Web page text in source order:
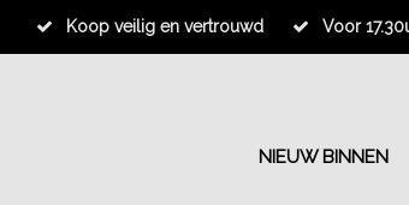
Koop veilig en vertrouwd Voor
NIEUW BINNEN